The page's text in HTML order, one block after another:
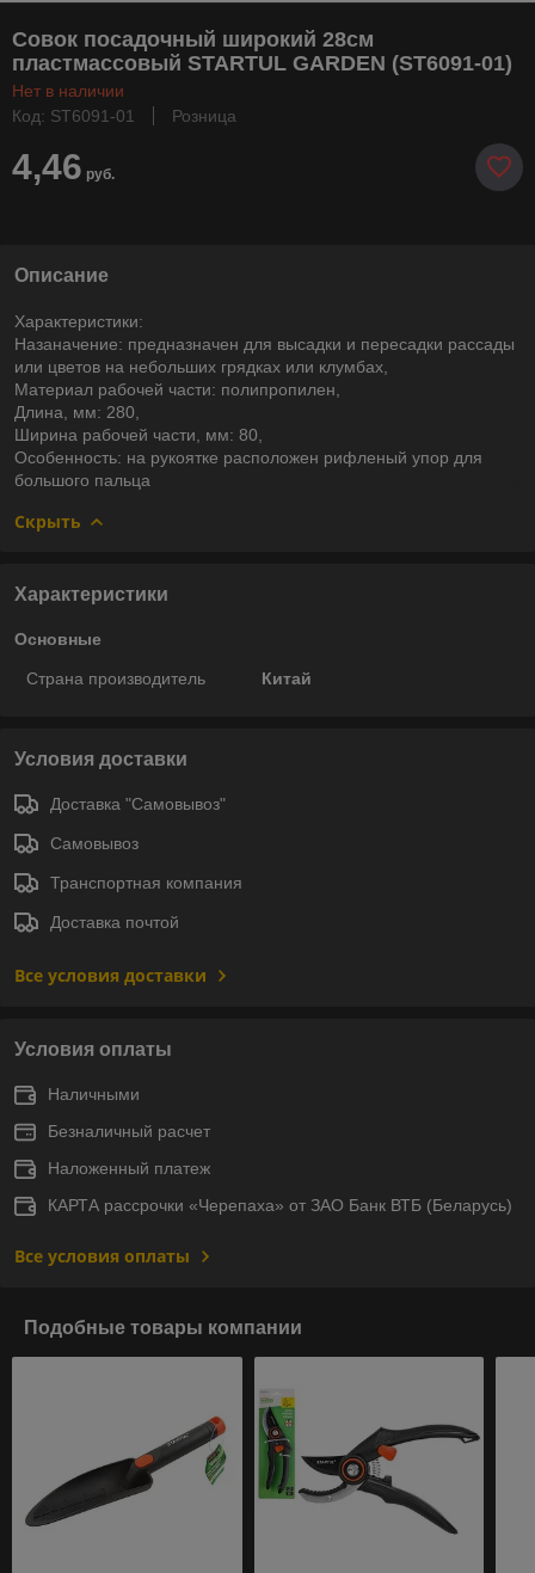
Совок посадочный широкий 28см
пластмассовый STARTUL GARDEN (ST6091-01)
Нет в наличии
Код: ST6091-01
Розница
4,46 руб.
Описание
Характеристики:
Назаначение: предназначен для высадки и пересадки рассады
или цветов на небольших грядках или клумбах,
Материал рабочей части: полипропилен,
Длина, мм: 280,
Ширина рабочей части, мм: 80,
Особенность: на рукоятке расположен рифленый упор для
большого пальца
Скрыть
Характеристики
Основные
Страна производитель Китай
Условия доставки
Доставка "Самовывоз"
Самовывоз
Транспортная компания
Доставка почтой
Все условия доставки
Условия оплаты
Наличными
Безналичный расчет
Наложенный платеж
КАРТА рассрочки «Черепаха» от ЗАО Банк ВТБ (Беларусь)
Все условия оплаты
Подобные товары компании